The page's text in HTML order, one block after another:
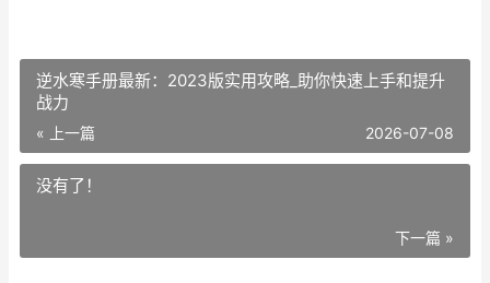
逆水寒手册最新：2023版实用攻略_助你快速上手和提升
战力
« 上一篇 2026-07-08
没有了！
下一篇 »